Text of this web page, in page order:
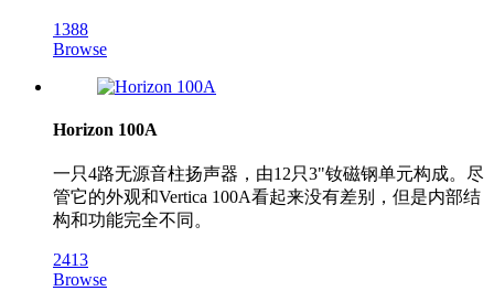
1388
Browse
Horizon 100A
一只4路无源音柱扬声器，由12只3"钕磁钢单元构成。尽
管它的外观和Vertica 100A看起来没有差别，但是内部结
构和功能完全不同。
2413
Browse